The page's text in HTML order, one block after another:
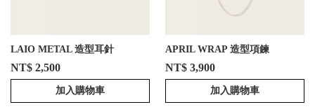
LAIO METAL 造型耳針
NT$ 2,500
加入購物車
APRIL WRAP 造型項鍊
NT$ 3,900
加入購物車